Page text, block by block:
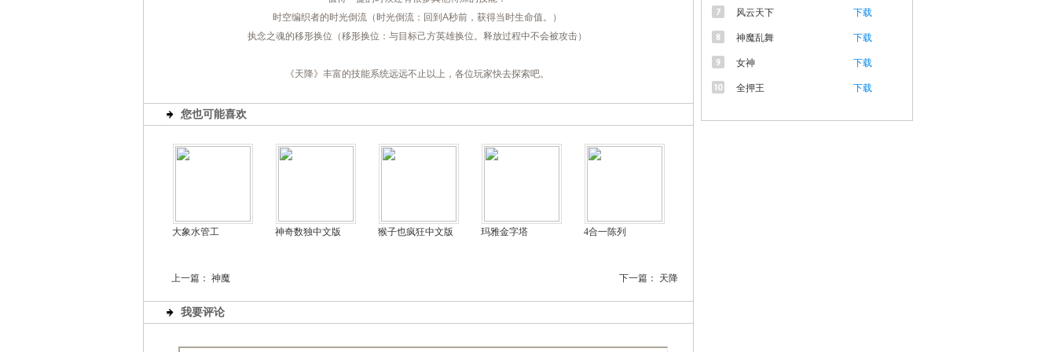
时空编织者的时光倒流（时光倒流：回到A秒前，获得当时生命值。）
执念之魂的移形换位（移形换位：与目标己方英雄换位。释放过程中不会被攻击）
《天降》丰富的技能系统远远不止以上，各位玩家快去探索吧。
您也可能喜欢
大象水管工 神奇数独中文版 猴子也疯狂中文版 玛雅金字塔 4合一陈列
上一篇： 神魔 下一篇： 天降
我要评论
风云天下 下载
神魔乱舞 下载
女神 下载
全押王 下载